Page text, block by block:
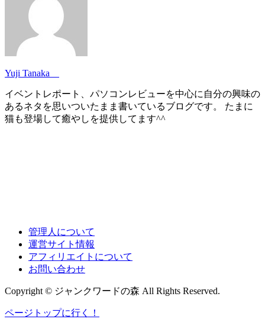
Yuji Tanaka
イベントレポート、パソコンレビューを中心に自分の興味の
あるネタを思いついたまま書いているブログです。 たまに
猫も登場して癒やしを提供してます^^
管理人について
運営サイト情報
アフィリエイトについて
お問い合わせ
Copyright © ジャンクワードの森 All Rights Reserved.
ページトップに行く！